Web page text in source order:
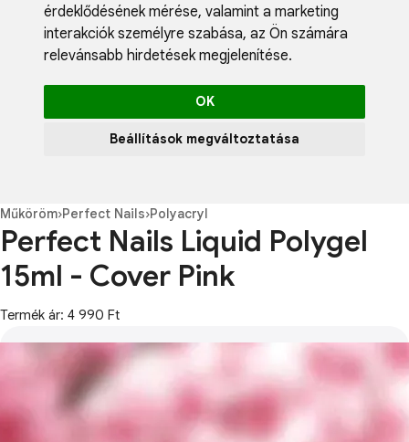
érdeklődésének mérése, valamint a marketing
interakciók személyre szabása, az Ön számára
relevánsabb hirdetések megjelenítése.
OK
Beállítások megváltoztatása
Blog
Műköröm›Perfect Nails›Polyacryl
Perfect Nails Liquid Polygel
15ml - Cover Pink
Termék ár: 4 990 Ft